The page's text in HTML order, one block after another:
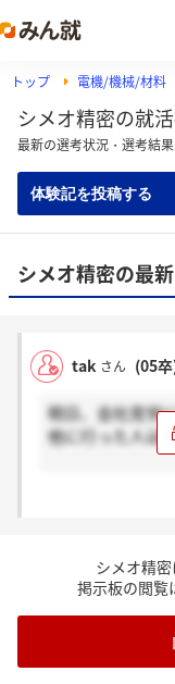
トップ 電機/機械/材料
シメオ精密の就
最新の選考状況・選考結果
体験記を投稿する
シメオ精密の最
tak さん (05
明日、会社見学
他に行った人は
シメオ精
掲示板の閲覧